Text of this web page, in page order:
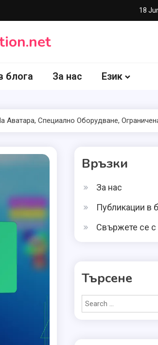
18
блога За нас Език
Специално Оборудване,
Връзки
За нас
Публикации в
Свържете се с
Търсене